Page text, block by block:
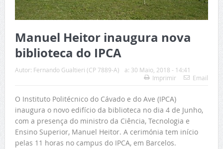
Manuel Heitor inaugura nova
biblioteca do IPCA
Autor: Fernando Gualtieri (CP 7889-A) a: 30 Maio, 2018 - 14:41
Imprimir
Email
O Instituto Politécnico do Cávado e do Ave (IPCA)
inaugura o novo edifício da biblioteca no dia 4 de Junho,
com a presença do ministro da Ciência, Tecnologia e
Ensino Superior, Manuel Heitor. A cerimónia tem início
pelas 11 horas no campus do IPCA, em Barcelos.